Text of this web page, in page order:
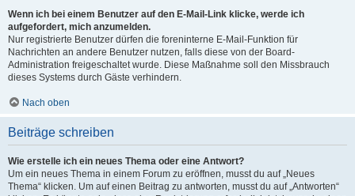
Wenn ich bei einem Benutzer auf den E-Mail-Link klicke, werde ich
aufgefordert, mich anzumelden.
Nur registrierte Benutzer dürfen die foreninterne E-Mail-Funktion für
Nachrichten an andere Benutzer nutzen, falls diese von der Board-
Administration freigeschaltet wurde. Diese Maßnahme soll den Missbrauch
dieses Systems durch Gäste verhindern.
Nach oben
Beiträge schreiben
Wie erstelle ich ein neues Thema oder eine Antwort?
Um ein neues Thema in einem Forum zu eröffnen, musst du auf „Neues
Thema“ klicken. Um auf einen Beitrag zu antworten, musst du auf „Antworten“